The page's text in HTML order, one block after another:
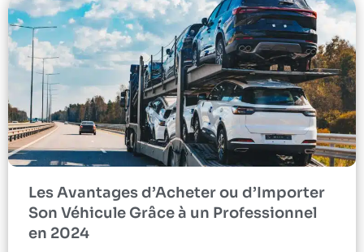
Les Avantages d’Acheter ou d’Importer
Son Véhicule Grâce à un Professionnel
en 2024